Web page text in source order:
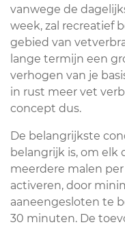
vanwege de
week, zal recreatief
gebied van
lange termijn een
verhogen van je
in rust meer vet
concept dus.
De belangrijkste
belangrijk is, om elk
meerdere malen
activeren, door
aaneengesloten te
30 minuten. De